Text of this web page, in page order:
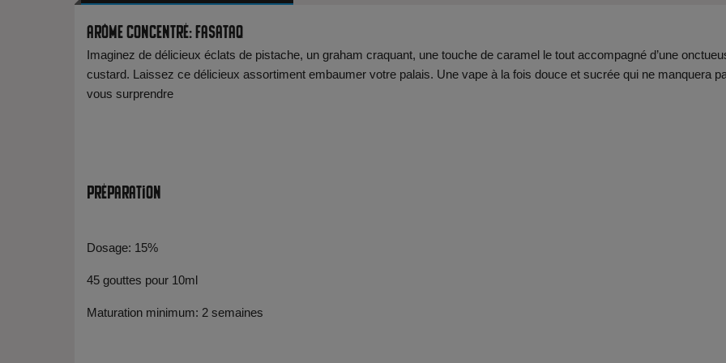
Arôme Concentré: Fasataq
Imaginez de délicieux éclats de pistache, un graham craquant, une touche de caramel le tout accompagné d’une
custard. Laissez ce délicieux assortiment embaumer votre palais. Une vape à la fois douce et sucrée qui ne manquera
vous surprendre
Préparation
Dosage: 15%
45 gouttes pour 10ml
Maturation minimum: 2 semaines